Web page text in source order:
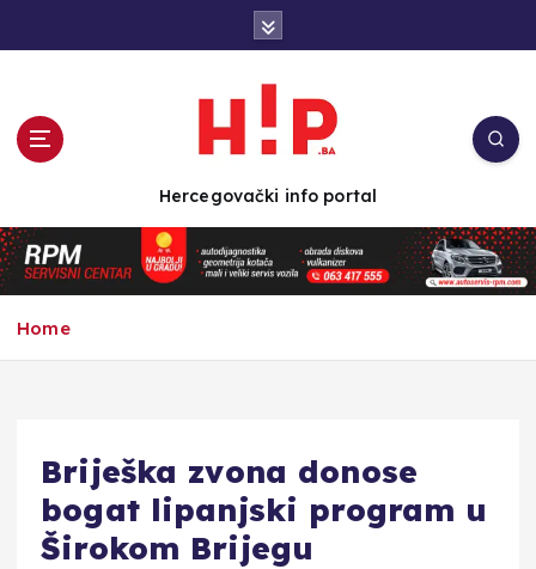
n
t
e
Hercegovački info portal
Home
Briješka zvona donose
bogat lipanjski program u
Širokom Brijegu